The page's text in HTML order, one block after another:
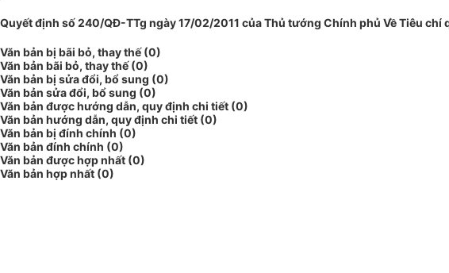
Quyết định số 240/QĐ-TTg ngày 17/02/2011 của Thủ tướng Chính phủ Về Tiêu
Văn bản bị bãi bỏ, thay thế (0)
Văn bản bãi bỏ, thay thế (0)
Văn bản bị sửa đổi, bổ sung (0)
Văn bản sửa đổi, bổ sung (0)
Văn bản được hướng dẫn, quy định chi tiết (0)
Văn bản hướng dẫn, quy định chi tiết (0)
Văn bản bị đính chính (0)
Văn bản đính chính (0)
Văn bản được hợp nhất (0)
Văn bản hợp nhất (0)